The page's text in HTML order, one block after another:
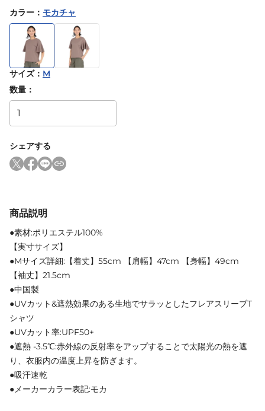
カラー ： モカチャ
サイズ： M
数量：
シェアする
商品説明
●素材:ポリエステル100%
【実寸サイズ】
●Mサイズ詳細:【着丈】55cm 【肩幅】47cm 【身幅】49cm
【袖丈】21.5cm
●中国製
●UVカット&遮熱効果のある生地でサラッとしたフレアスリーブT
シャツ
●UVカット率:UPF50+
●遮熱 -3.5℃:赤外線の反射率をアップすることで太陽光の熱を遮
り、衣服内の温度上昇を防ぎます。
●吸汗速乾
●メーカーカラー表記:モカ